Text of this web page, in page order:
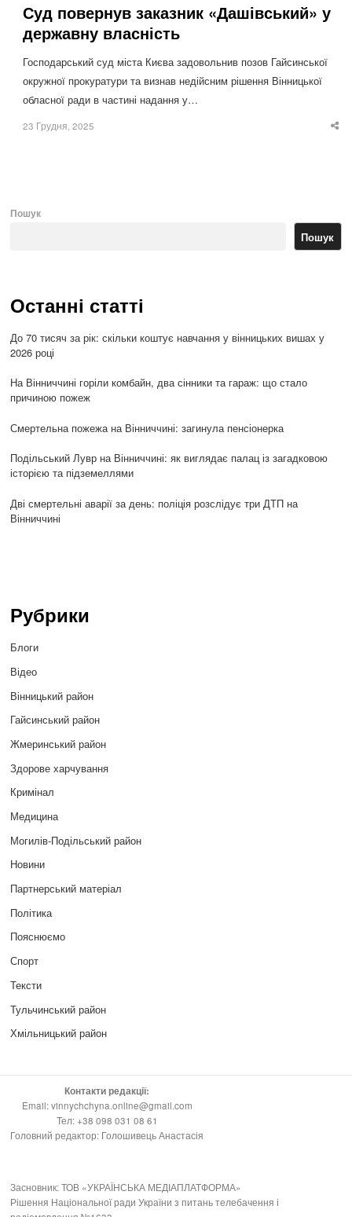
Суд повернув заказник «Дашівський» у
державну власність
Господарський суд міста Києва задовольнив позов Гайсинської
окружної прокуратури та визнав недійсним рішення Вінницької
обласної ради в частині надання у…
23 Грудня, 2025
Пошук
Пошук
Останні статті
До 70 тисяч за рік: скільки коштує навчання у вінницьких вишах у
2026 році
На Вінниччині горіли комбайн, два сінники та гараж: що стало
причиною пожеж
Смертельна пожежа на Вінниччині: загинула пенсіонерка
Подільський Лувр на Вінниччині: як виглядає палац із загадковою
історією та підземеллями
Дві смертельні аварії за день: поліція розслідує три ДТП на
Вінниччині
Рубрики
Блоги
Відео
Вінницький район
Гайсинський район
Жмеринський район
Здорове харчування
Кримінал
Медицина
Могилів-Подільський район
Новини
Партнерський матеріал
Політика
Пояснюємо
Спорт
Тексти
Тульчинський район
Хмільницький район
Контакти редакції:
Email: vinnychchyna.online@gmail.com
Тел: +38 098 031 08 61
Головний редактор: Голошивець Анастасія
Засновник: ТОВ «УКРАЇНСЬКА МЕДІАПЛАТФОРМА»
Рішення Національної ради України з питань телебачення і